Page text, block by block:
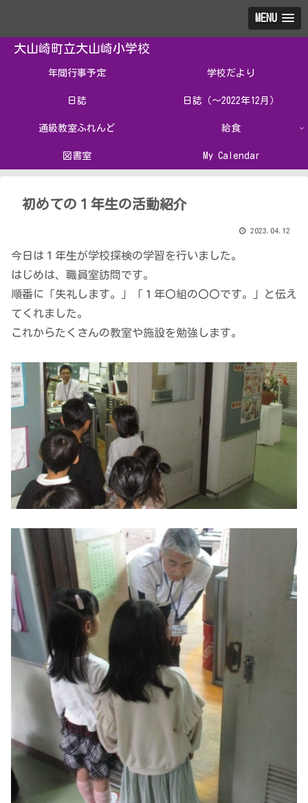
MENU
大山崎町立大山崎小学校
年間行事予定 学校だより
日誌 日誌（～2022年12月）
通級教室ふれんど 給食
図書室 My Calendar
初めての１年生の活動紹介
2023.04.12
今日は１年生が学校探検の学習を行いました。
はじめは、職員室訪問です。
順番に「失礼します。」「１年〇組の〇〇です。」と伝え
てくれました。
これからたくさんの教室や施設を勉強します。